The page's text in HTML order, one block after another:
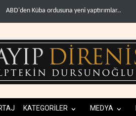
Fars ajansı: İran ve Umman Hürmüz Boğazı
KATEGORİLER MEDYA